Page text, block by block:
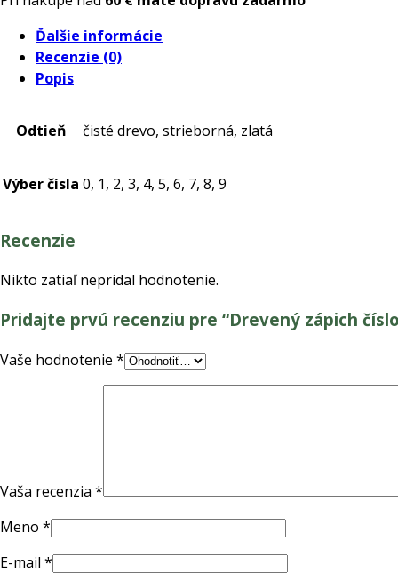
s
korunkou
č.
9
Ďalšie informácie
Recenzie (0)
Popis
Odtieň čisté drevo, strieborná, zlatá
Výber čísla 0, 1, 2, 3, 4, 5, 6, 7, 8, 9
Recenzie
Nikto zatiaľ nepridal hodnotenie.
Pridajte prvú recenziu pre “Drevený zápich
Vaše hodnotenie *
Vaša recenzia *
Meno *
E-mail *